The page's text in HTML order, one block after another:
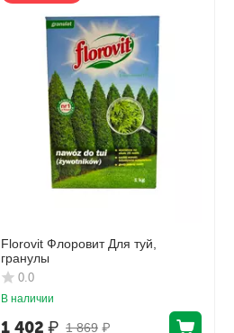
Florovit Флоровит Для туй,
гранулы
0.0
В наличии
1 869 ₽
1 402 ₽